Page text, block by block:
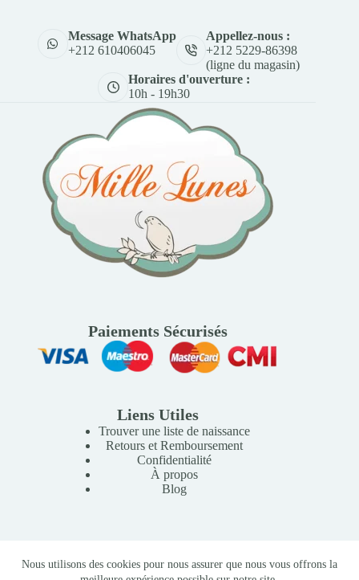
Nous utilisons des cookies pour nous assurer que nous vous offrons la
Message WhatsApp
+212 610406045
Appellez-nous :
+212 5229-86398
(ligne du magasin)
Horaires d'ouverture :
10h - 19h30
Paiements Sécurisés
Liens Utiles
Trouver une liste de naissance
Retours et Remboursement
Confidentialité
À propos
Blog
Copyright © 2026 Mille Lunes - Création du site :
Baptiste
-Conditions Générales de Vente